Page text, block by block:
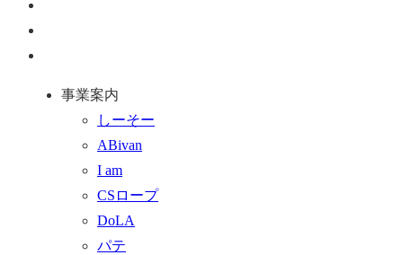
事業案内
しーそー
ABivan
I am
CSロープ
DoLA
パテ